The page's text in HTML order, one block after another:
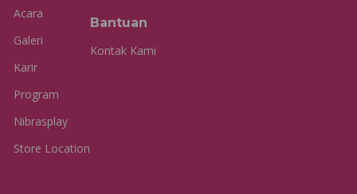
Acara
Galeri
Karir
Program
Nibrasplay
Store Location
Bantuan
Kontak Kami